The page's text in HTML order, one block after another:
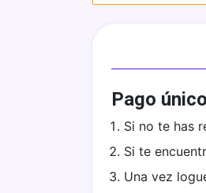
Pago
Si no te has
Si te
Una vez